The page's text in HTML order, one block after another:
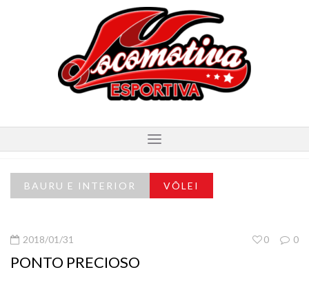
BAURU E INTERIOR VÔLEI
2018/01/31 0
0
PONTO PRECIOSO